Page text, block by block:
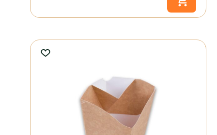
met jouw logo of
ontwerp. Een bedrukte verpakking versterkt de herkenbaarheid van
jouw merk en laat zien dat je kiest voor duurzame en innovatieve
bezorgconcepten. Wil je meer weten overmaatwerk
heb je behoefte aan persoonlijk advies? Neem gerust
op of vraag direct een offerte aan.